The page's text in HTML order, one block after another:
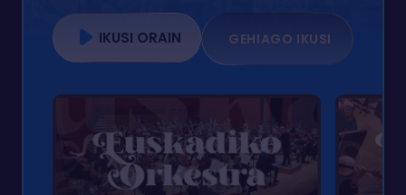
IKUSI ORAIN GEHIAGO IKUSI